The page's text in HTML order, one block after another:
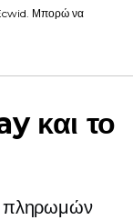
Ecwid. Μπορώ να
και το
πληρωμών